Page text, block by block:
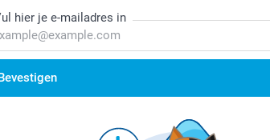
hier je e-mailadres in